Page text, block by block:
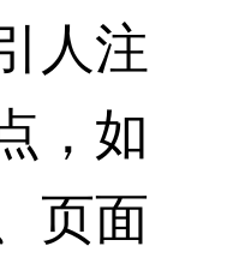
人注
，如
页面